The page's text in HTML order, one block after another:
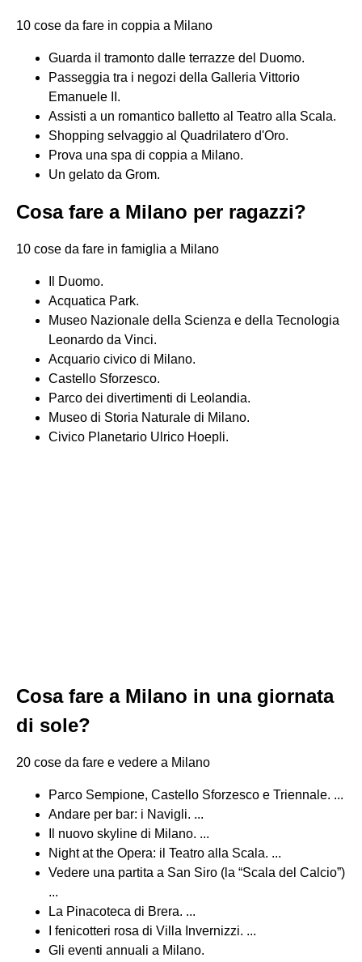
10 cose da fare in coppia a Milano
Guarda il tramonto dalle terrazze del Duomo.
Passeggia tra i negozi della Galleria Vittorio
Emanuele II.
Assisti a un romantico balletto al Teatro alla Scala.
Shopping selvaggio al Quadrilatero d'Oro.
Prova una spa di coppia a Milano.
Un gelato da Grom.
Cosa fare a Milano per ragazzi?
10 cose da fare in famiglia a Milano
Il Duomo.
Acquatica Park.
Museo Nazionale della Scienza e della Tecnologia
Leonardo da Vinci.
Acquario civico di Milano.
Castello Sforzesco.
Parco dei divertimenti di Leolandia.
Museo di Storia Naturale di Milano.
Civico Planetario Ulrico Hoepli.
Cosa fare a Milano in una giornata
di sole?
20 cose da fare e vedere a Milano
Parco Sempione, Castello Sforzesco e Triennale. ...
Andare per bar: i Navigli. ...
Il nuovo skyline di Milano. ...
Night at the Opera: il Teatro alla Scala. ...
Vedere una partita a San Siro (la “Scala del Calcio”)
...
La Pinacoteca di Brera. ...
I fenicotteri rosa di Villa Invernizzi. ...
Gli eventi annuali a Milano.